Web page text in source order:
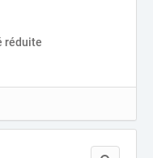
réduite